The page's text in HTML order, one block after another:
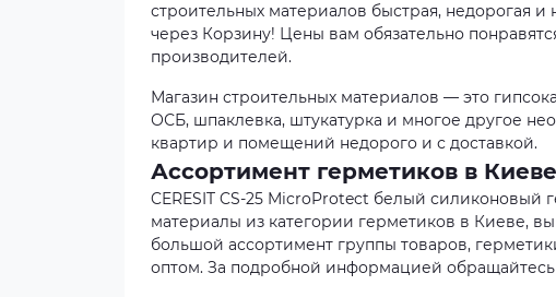
строительных материалов быстрая, недорогая
через Корзину! Цены вам обязательно
производителей.
Магазин строительных материалов — это
ОСБ, шпаклевка, штукатурка и многое другое
квартир и помещений недорого и с доставкой.
Ассортимент герметиков в Киеве
CERESIT CS-25 MicroProtect белый
материалы из категории герметиков в Киеве,
большой ассортимент группы товаров,
оптом. За подробной информацией обращайтесь